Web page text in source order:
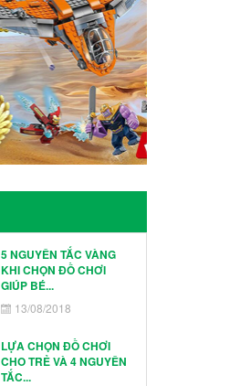
5 NGUYÊN TẮC VÀNG
KHI CHỌN ĐỒ CHƠI
GIÚP BÉ...
13/08/2018
LỰA CHỌN ĐỒ CHƠI
CHO TRẺ VÀ 4 NGUYÊN
TẮC...